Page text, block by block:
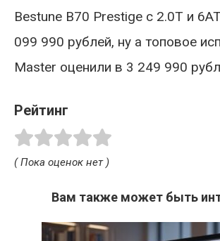
Bestune B70 Prestige с 2.0T и
099 990 рублей, ну а топовое
Master оценили в 3 249 990
Рейтинг
( Пока оценок нет )
Вам также может быть